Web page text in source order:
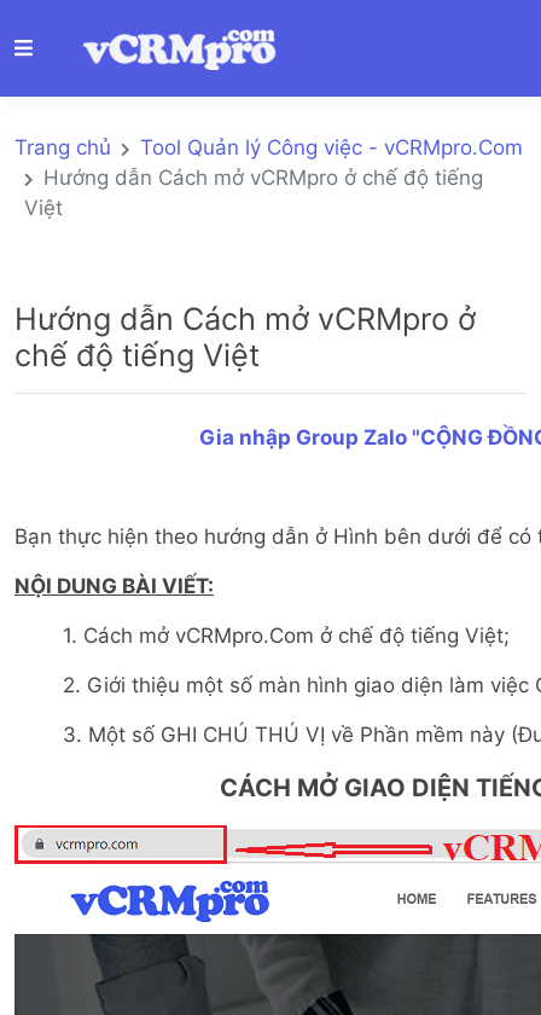
Trang chủ
Tool Quản lý Công việc - vCRMpro.Com
Hướng dẫn Cách mở vCRMpro ở chế độ tiếng
Việt
Hướng dẫn Cách mở vCRMpro ở
chế độ tiếng Việt
Gia nhập Group Zalo "CỘNG
Bạn thực hiện theo hướng dẫn ở Hình bên dưới để
NỘI DUNG BÀI VIẾT:
1. Cách mở vCRMpro.Com ở chế độ tiếng Việt;
2. Giới thiệu một số màn hình giao diện làm việc
3. Một số GHI CHÚ THÚ VỊ về Phần mềm này
CÁCH MỞ GIAO DIỆN